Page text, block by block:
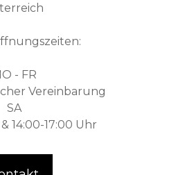
- FR
Vereinbarung
SA
14:00-17:00 Uhr